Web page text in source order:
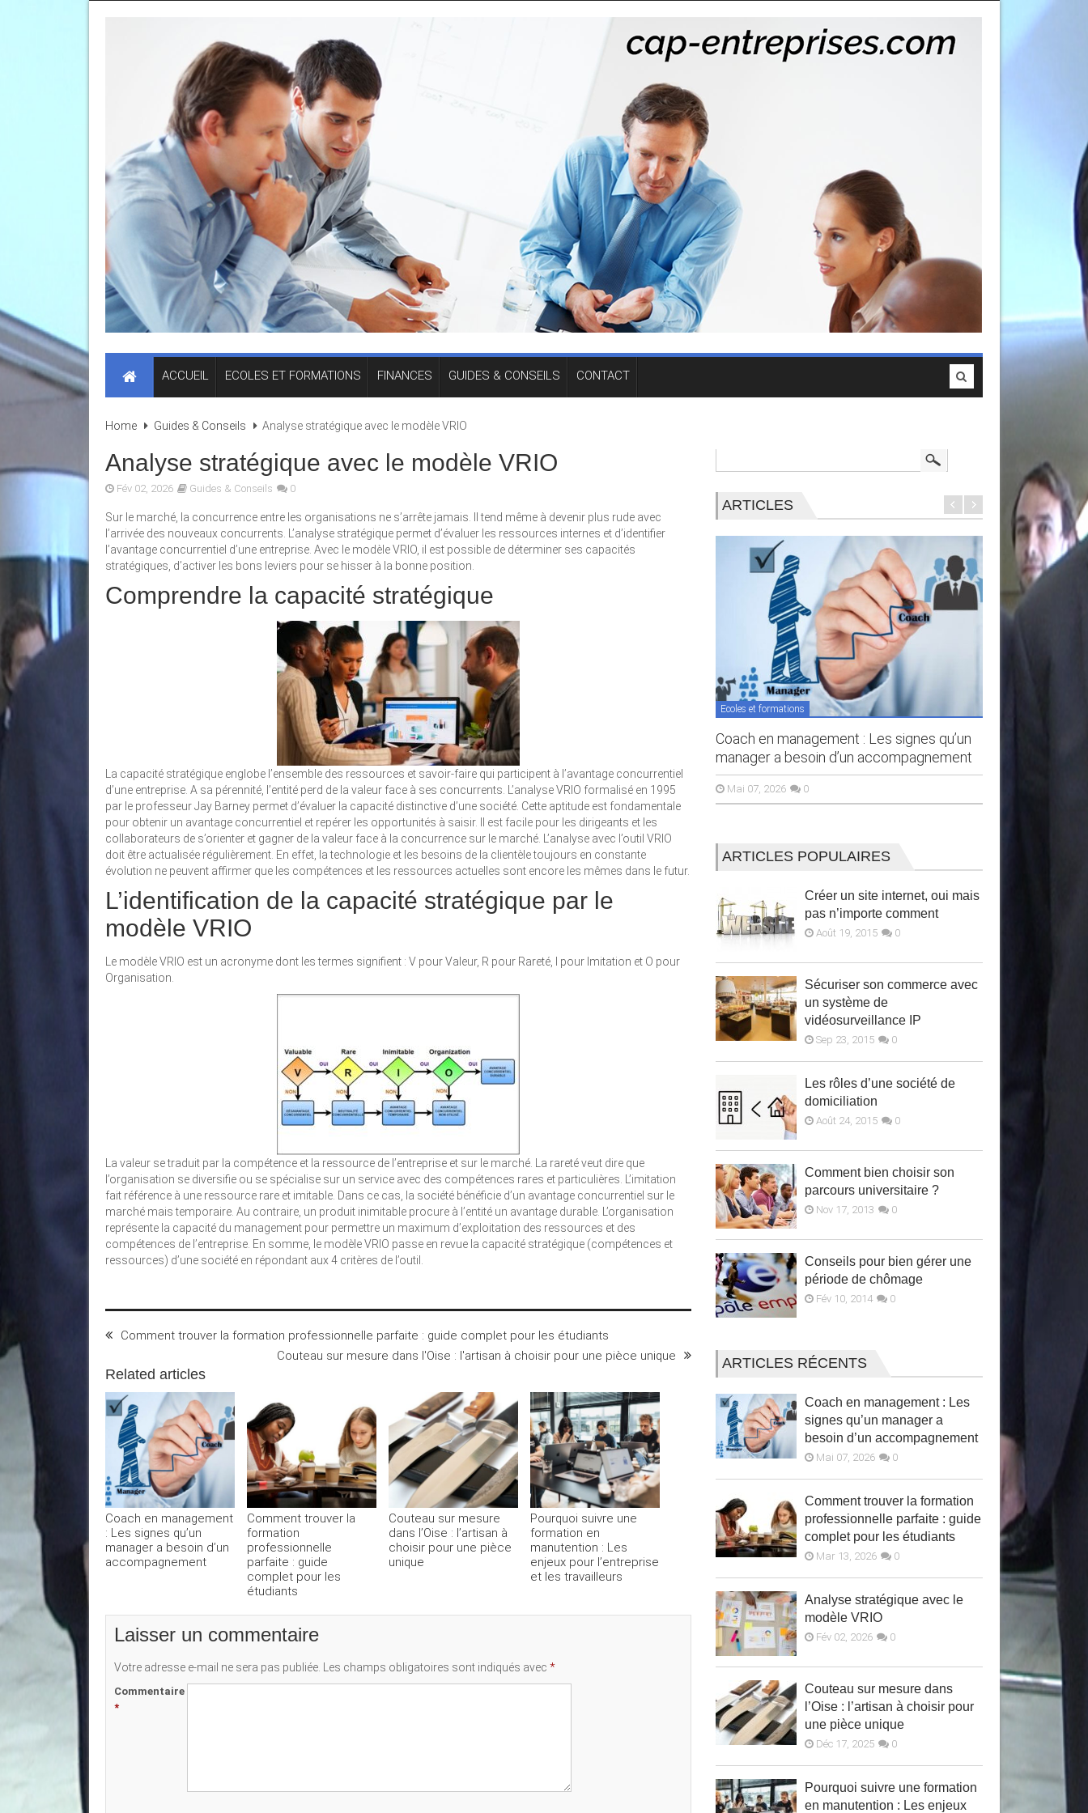
ACCUEIL ECOLES ET FORMATIONS FINANCES GUIDES & CONSEILS CONTACT
Home Guides & Conseils Analyse stratégique avec le modèle VRIO
Analyse stratégique avec le modèle VRIO
Fév 02, 2026 Guides & Conseils 0
Sur le marché, la concurrence entre les organisations ne s’arrête jamais. Il tend même à devenir plus rude avec
l’arrivée des nouveaux concurrents. L’analyse stratégique permet d’évaluer les ressources internes et d’identifier
l’avantage concurrentiel d’une entreprise. Avec le modèle VRIO, il est possible de déterminer ses capacités
stratégiques, d’activer les bons leviers pour se hisser à la bonne position.
Comprendre la capacité stratégique
La capacité stratégique englobe l’ensemble des ressources et savoir-faire qui participent à l’avantage concurrentiel
d’une entreprise. A sa pérennité, l’entité perd de la valeur face à ses concurrents. L’analyse VRIO formalisé en 1995
par le professeur Jay Barney permet d’évaluer la capacité distinctive d’une société. Cette aptitude est fondamentale
pour obtenir un avantage concurrentiel et repérer les opportunités à saisir. Il est facile pour les dirigeants et les
collaborateurs de s’orienter et gagner de la valeur face à la concurrence sur le marché. L’analyse avec l’outil VRIO
doit être actualisée régulièrement. En effet, la technologie et les besoins de la clientèle toujours en constante
évolution ne peuvent affirmer que les compétences et les ressources actuelles sont encore les mêmes dans le futur.
L’identification de la capacité stratégique par le
modèle VRIO
Le modèle VRIO est un acronyme dont les termes signifient : V pour Valeur, R pour Rareté, I pour Imitation et O pour
Organisation.
La valeur se traduit par la compétence et la ressource de l’entreprise et sur le marché. La rareté veut dire que
l’organisation se diversifie ou se spécialise sur un service avec des compétences rares et particulières. L’imitation
fait référence à une ressource rare et imitable. Dans ce cas, la société bénéficie d’un avantage concurrentiel sur le
marché mais temporaire. Au contraire, un produit inimitable procure à l’entité un avantage durable. L’organisation
représente la capacité du management pour permettre un maximum d’exploitation des ressources et des
compétences de l’entreprise. En somme, le modèle VRIO passe en revue la capacité stratégique (compétences et
ressources) d’une société en répondant aux 4 critères de l’outil.
Comment trouver la formation professionnelle parfaite : guide complet pour les étudiants
Couteau sur mesure dans l'Oise : l'artisan à choisir pour une pièce unique
Related articles
Coach en management
: Les signes qu’un
manager a besoin d’un
accompagnement
Comment trouver la
formation
professionnelle
parfaite : guide
complet pour les
étudiants
Couteau sur mesure
dans l’Oise : l’artisan à
choisir pour une pièce
unique
Pourquoi suivre une
formation en
manutention : Les
enjeux pour l’entreprise
et les travailleurs
Laisser un commentaire
Votre adresse e-mail ne sera pas publiée. Les champs obligatoires sont indiqués avec *
Commentaire
*
ARTICLES
Ecoles et formations
Coach en management : Les signes qu’un
manager a besoin d’un accompagnement
Mai 07, 2026 0
Coach en management : Les signes
qu’un manager a besoin d’un
Quand les urgences s’enchaînent, que l’équipe
s’essouffle et que les tensions se répètent, le
fragilisent la performance et pèsent sur le moral.
Si...
ARTICLES POPULAIRES
Créer un site internet, oui mais
pas n’importe comment
Août 19, 2015 0
Sécuriser son commerce avec
un système de
vidéosurveillance IP
Sep 23, 2015 0
Les rôles d’une société de
domiciliation
Août 24, 2015 0
Comment bien choisir son
parcours universitaire ?
Nov 17, 2013 0
Conseils pour bien gérer une
période de chômage
Fév 10, 2014 0
ARTICLES RÉCENTS
Coach en management : Les
signes qu’un manager a
besoin d’un accompagnement
Mai 07, 2026 0
Comment trouver la formation
professionnelle parfaite : guide
complet pour les étudiants
Mar 13, 2026 0
Analyse stratégique avec le
modèle VRIO
Fév 02, 2026 0
Couteau sur mesure dans
l’Oise : l’artisan à choisir pour
une pièce unique
Déc 17, 2025 0
Pourquoi suivre une formation
en manutention : Les enjeux